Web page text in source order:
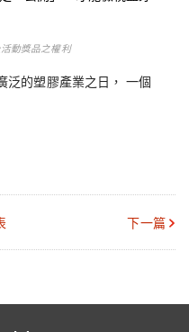
動獎品之權利
泛的塑膠產業之日， 一個
下一篇